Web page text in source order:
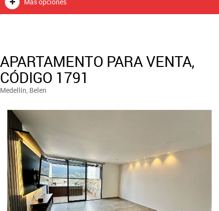
APARTAMENTO PARA VENTA,
CÓDIGO 1791
Medellín, Belen